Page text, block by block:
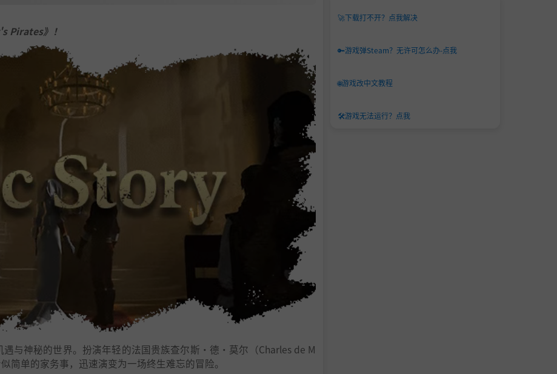
Pirates》！
与神秘的世界。扮演年轻的法国贵族查尔斯·德·莫尔（Charles de M
简单的家务事，迅速演变为一场终生难忘的冒险。
🚀下载打不开？点我解决
🔑游戏弹Steam？无许可怎么办-点我
🌐游戏改中文教程
🛠️游戏无法运行？点我